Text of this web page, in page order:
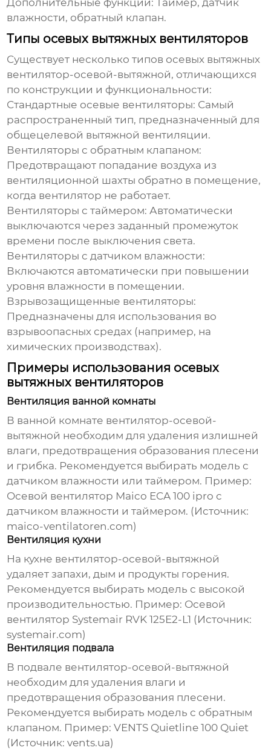
Дополнительные функции: Таймер, датчик
влажности, обратный клапан.
Типы осевых вытяжных вентиляторов
Существует несколько типов осевых вытяжных
вентилятор-осевой-вытяжной, отличающихся
по конструкции и функциональности:
Стандартные осевые вентиляторы: Самый
распространенный тип, предназначенный для
общецелевой вытяжной вентиляции.
Вентиляторы с обратным клапаном:
Предотвращают попадание воздуха из
вентиляционной шахты обратно в помещение,
когда вентилятор не работает.
Вентиляторы с таймером: Автоматически
выключаются через заданный промежуток
времени после выключения света.
Вентиляторы с датчиком влажности:
Включаются автоматически при повышении
уровня влажности в помещении.
Взрывозащищенные вентиляторы:
Предназначены для использования во
взрывоопасных средах (например, на
химических производствах).
Примеры использования осевых
вытяжных вентиляторов
Вентиляция ванной комнаты
В ванной комнате вентилятор-осевой-
вытяжной необходим для удаления излишней
влаги, предотвращения образования плесени
и грибка. Рекомендуется выбирать модель с
датчиком влажности или таймером. Пример:
Осевой вентилятор Maico ECA 100 ipro с
датчиком влажности и таймером. (Источник:
maico-ventilatoren.com)
Вентиляция кухни
На кухне вентилятор-осевой-вытяжной
удаляет запахи, дым и продукты горения.
Рекомендуется выбирать модель с высокой
производительностью. Пример: Осевой
вентилятор Systemair RVK 125E2-L1 (Источник:
systemair.com)
Вентиляция подвала
В подвале вентилятор-осевой-вытяжной
необходим для удаления влаги и
предотвращения образования плесени.
Рекомендуется выбирать модель с обратным
клапаном. Пример: VENTS Quietline 100 Quiet
(Источник:vents.ua)